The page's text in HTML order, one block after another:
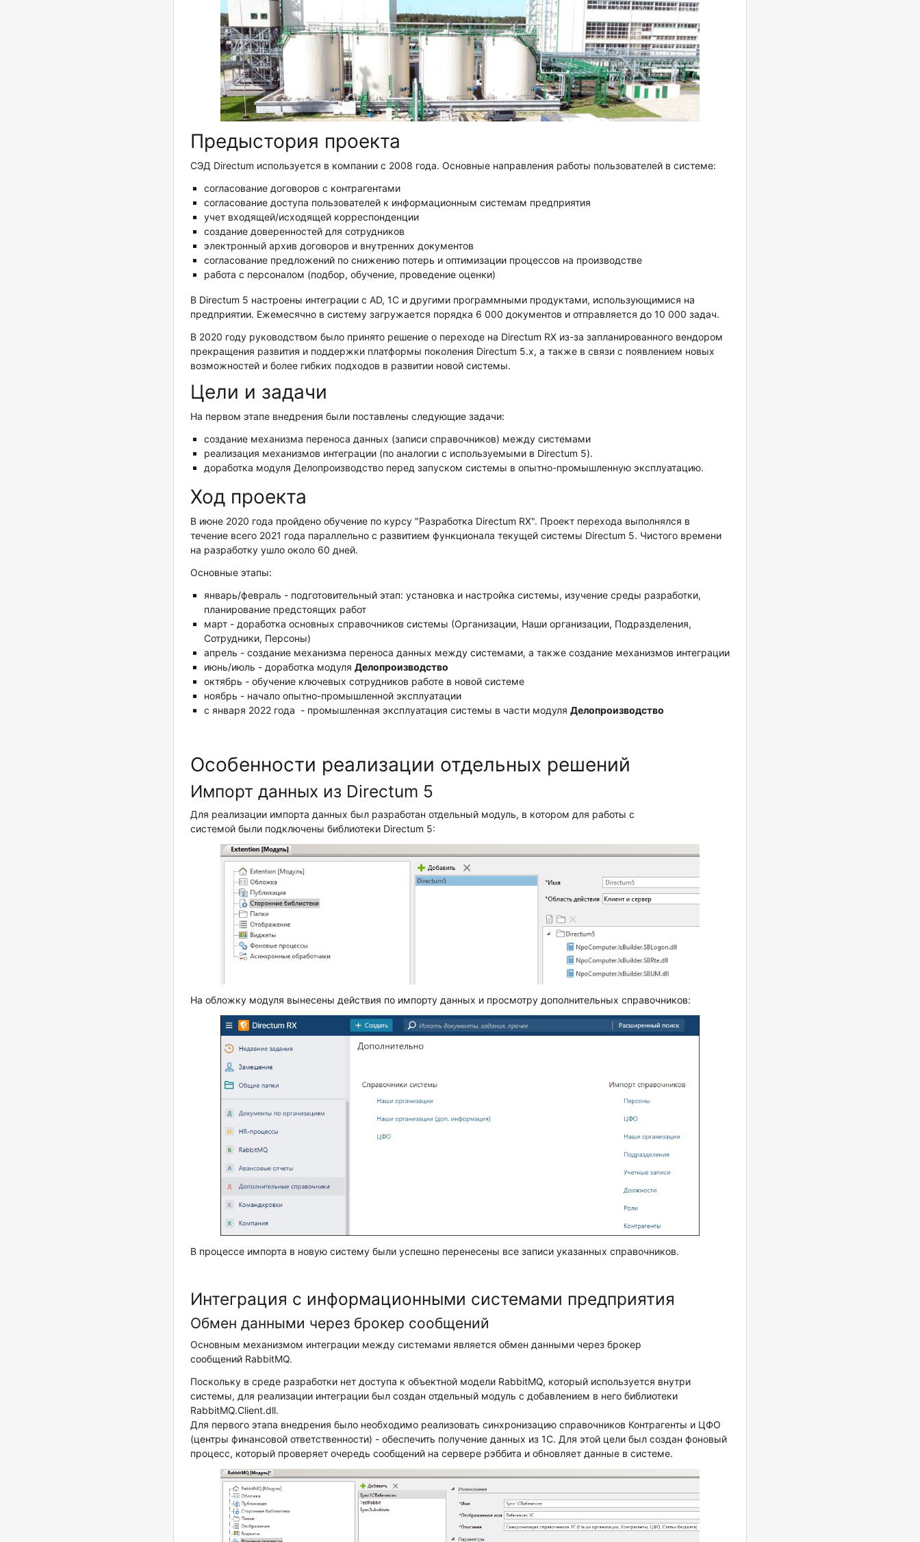
Предыстория проекта
СЭД Directum используется в компании с 2008 года. Основные направления работы пользователей в системе:
согласование договоров с контрагентами
согласование доступа пользователей к информационным системам предприятия
учет входящей/исходящей корреспонденции
создание доверенностей для сотрудников
электронный архив договоров и внутренних документов
согласование предложений по снижению потерь и оптимизации процессов на производстве
работа с персоналом (подбор, обучение, проведение оценки)
В Directum 5 настроены интеграции с AD, 1С и другими программными продуктами, использующимися на
предприятии. Ежемесячно в систему загружается порядка 6 000 документов и отправляется до 10 000 задач.
В 2020 году руководством было принято решение о переходе на Directum RX из-за запланированного вендором
прекращения развития и поддержки платформы поколения Directum 5.х, а также в связи с появлением новых
возможностей и более гибких подходов в развитии новой системы.
Цели и задачи
На первом этапе внедрения были поставлены следующие задачи:
создание механизма переноса данных (записи справочников) между системами
реализация механизмов интеграции (по аналогии с используемыми в Directum 5).
доработка модуля Делопроизводство перед запуском системы в опытно-промышленную эксплуатацию.
Ход проекта
В июне 2020 года пройдено обучение по курсу "Разработка Directum RX". Проект перехода выполнялся в
течение всего 2021 года параллельно с развитием функционала текущей системы Directum 5. Чистого времени
на разработку ушло около 60 дней.
Основные этапы:
январь/февраль - подготовительный этап: установка и настройка системы, изучение среды разработки,
планирование предстоящих работ
март - доработка основных справочников системы (Организации, Наши организации, Подразделения,
Сотрудники, Персоны)
апрель - создание механизма переноса данных между системами, а также создание механизмов интеграции
июнь/июль - доработка модуля Делопроизводство
октябрь - обучение ключевых сотрудников работе в новой системе
ноябрь - начало опытно-промышленной эксплуатации
с января 2022 года - промышленная эксплуатация системы в части модуля Делопроизводство
Особенности реализации отдельных решений
Импорт данных из Directum 5
Для реализации импорта данных был разработан отдельный модуль, в котором для работы с
системой были подключены библиотеки Directum 5:
На обложку модуля вынесены действия по импорту данных и просмотру дополнительных справочников:
В процессе импорта в новую систему были успешно перенесены все записи указанных справочников.
Интеграция с информационными системами предприятия
Обмен данными через брокер сообщений
Основным механизмом интеграции между системами является обмен данными через брокер
сообщений RabbitMQ.
Поскольку в среде разработки нет доступа к объектной модели RabbitMQ, который используется внутри
системы, для реализации интеграции был создан отдельный модуль с добавлением в него библиотеки
RabbitMQ.Client.dll.
Для первого этапа внедрения было необходимо реализовать синхронизацию справочников Контрагенты и ЦФО
(центры финансовой ответственности) - обеспечить получение данных из 1С. Для этой цели был создан фоновый
процесс, который проверяет очередь сообщений на сервере рэббита и обновляет данные в системе.